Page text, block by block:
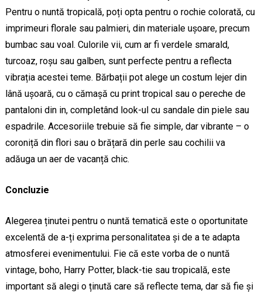
Pentru o nuntă tropicală, poți opta pentru o rochie colorată, cu
imprimeuri florale sau palmieri, din materiale ușoare, precum
bumbac sau voal. Culorile vii, cum ar fi verdele smarald,
turcoaz, roșu sau galben, sunt perfecte pentru a reflecta
vibrația acestei teme. Bărbații pot alege un costum lejer din
lână ușoară, cu o cămașă cu print tropical sau o pereche de
pantaloni din in, completând look-ul cu sandale din piele sau
espadrile. Accesoriile trebuie să fie simple, dar vibrante – o
coroniță din flori sau o brățară din perle sau cochilii va
adăuga un aer de vacanță chic.
Concluzie
Alegerea ținutei pentru o nuntă tematică este o oportunitate
excelentă de a-ți exprima personalitatea și de a te adapta
atmosferei evenimentului. Fie că este vorba de o nuntă
vintage, boho, Harry Potter, black-tie sau tropicală, este
important să alegi o ținută care să reflecte tema, dar să fie și